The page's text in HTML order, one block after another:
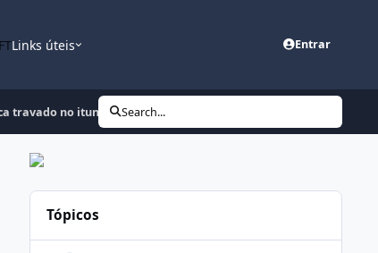
Links úteis Entrar
travado no itunes...Search...
Tópicos